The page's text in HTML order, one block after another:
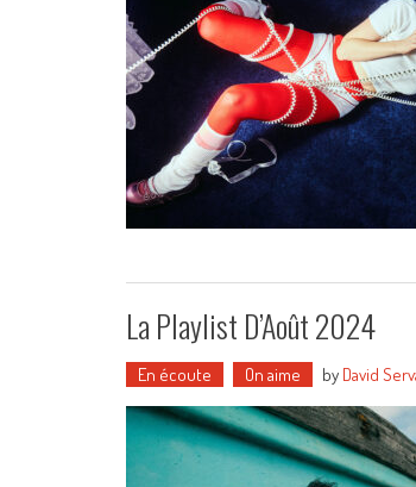
La Playlist D’Août 2024
En écoute On aime by David